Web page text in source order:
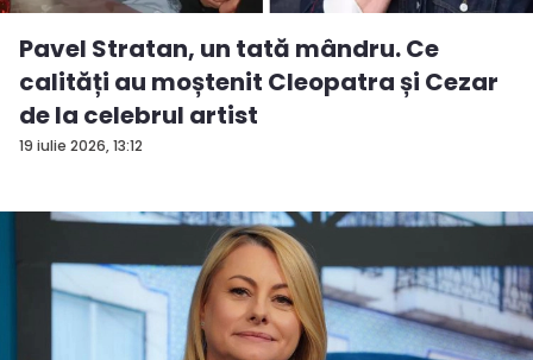
19 iulie 2026, 13:12
Pavel Stratan, un tată mândru. Ce
calități au moștenit Cleopatra și Cezar
de la celebrul artist